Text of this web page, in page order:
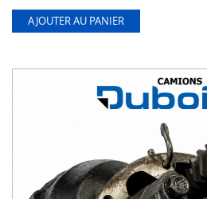
AJOUTER AU PANIER